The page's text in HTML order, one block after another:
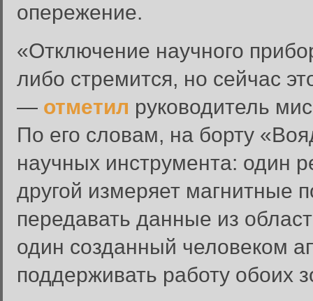
опережение.
«Отключение научного
либо стремится, но сейчас
— отметил руководитель
По его словам, на борту
научных инструмента: один
другой измеряет магнитные
передавать данные из
один созданный человеком
поддерживать работу обоих